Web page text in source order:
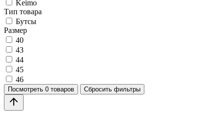
Keimo
Тип товара
Бутсы
Размер
40
43
44
45
46
Посмотреть 0 товаров Сбросить фильтры